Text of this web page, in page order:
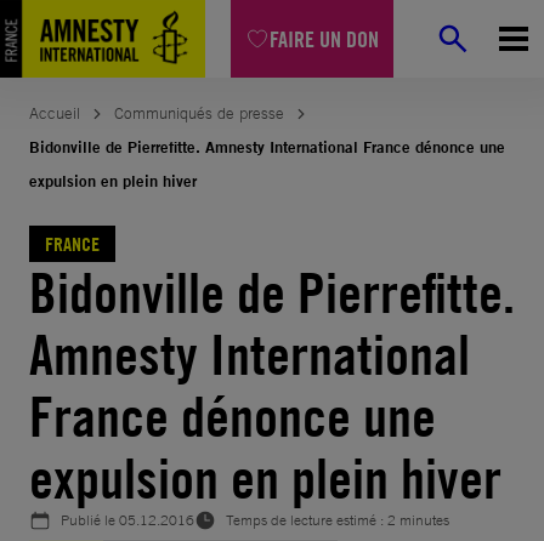
FAIRE UN DON
Aller
au
contenu
Accueil
Communiqués de presse
Bidonville de Pierrefitte. Amnesty International France dénonce une
expulsion en plein hiver
FRANCE
Bidonville de Pierrefitte.
Amnesty International
France dénonce une
expulsion en plein hiver
Publié le05.12.2016
Temps de lecture estimé : 2 minutes